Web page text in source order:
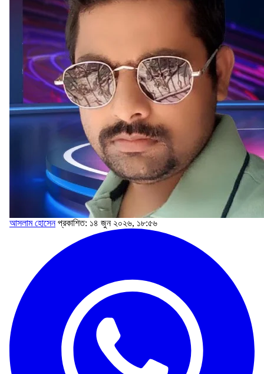
আসলাম হোসেন প্রকাশিত: ১৪ জুন ২০২৬, ১৮:৫৬